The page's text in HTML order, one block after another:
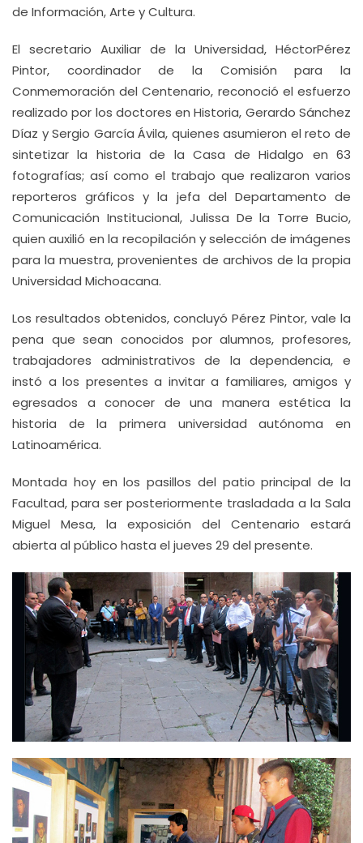
de Información, Arte y Cultura.
El secretario Auxiliar de la Universidad, HéctorPérez
Pintor, coordinador de la Comisión para la
Conmemoración del Centenario, reconoció el esfuerzo
realizado por los doctores en Historia, Gerardo Sánchez
Díaz y Sergio García Ávila, quienes asumieron el reto de
sintetizar la historia de la Casa de Hidalgo en 63
fotografías; así como el trabajo que realizaron varios
reporteros gráficos y la jefa del Departamento de
Comunicación Institucional, Julissa De la Torre Bucio,
quien auxilió en la recopilación y selección de imágenes
para la muestra, provenientes de archivos de la propia
Universidad Michoacana.
Los resultados obtenidos, concluyó Pérez Pintor, vale la
pena que sean conocidos por alumnos, profesores,
trabajadores administrativos de la dependencia, e
instó a los presentes a invitar a familiares, amigos y
egresados a conocer de una manera estética la
historia de la primera universidad autónoma en
Latinoamérica.
Montada hoy en los pasillos del patio principal de la
Facultad, para ser posteriormente trasladada a la Sala
Miguel Mesa, la exposición del Centenario estará
abierta al público hasta el jueves 29 del presente.